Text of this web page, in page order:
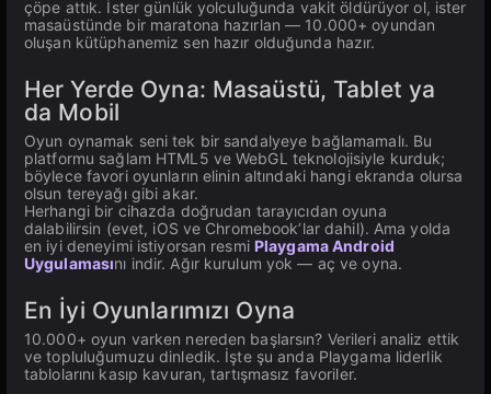
çöpe attık. İster günlük yolculuğunda vakit öldürüyor ol, ister
masaüstünde bir maratona hazırlan — 10.000+ oyundan
oluşan kütüphanemiz sen hazır olduğunda hazır.
Her Yerde Oyna: Masaüstü, Tablet ya
da Mobil
Oyun oynamak seni tek bir sandalyeye bağlamamalı. Bu
platformu sağlam HTML5 ve WebGL teknolojisiyle kurduk;
böylece favori oyunların elinin altındaki hangi ekranda olursa
olsun tereyağı gibi akar.
Herhangi bir cihazda doğrudan tarayıcıdan oyuna
dalabilirsin (evet, iOS ve Chromebook’lar dahil). Ama yolda
en iyi deneyimi istiyorsan resmi Playgama Android
Uygulamasını indir. Ağır kurulum yok — aç ve oyna.
En İyi Oyunlarımızı Oyna
10.000+ oyun varken nereden başlarsın? Verileri analiz ettik
ve topluluğumuzu dinledik. İşte şu anda Playgama liderlik
tablolarını kasıp kavuran, tartışmasız favoriler.